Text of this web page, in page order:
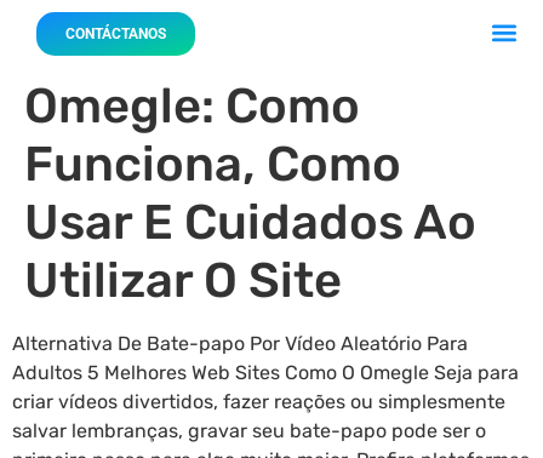
CONTÁCTANOS
Omegle: Como
Funciona, Como
Usar E Cuidados Ao
Utilizar O Site
Alternativa De Bate-papo Por Vídeo Aleatório Para
Adultos 5 Melhores Web Sites Como O Omegle Seja para
criar vídeos divertidos, fazer reações ou simplesmente
salvar lembranças, gravar seu bate-papo pode ser o